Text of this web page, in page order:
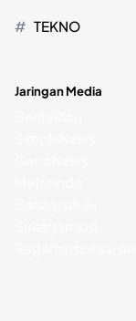
TEKNO
Jaringan Media